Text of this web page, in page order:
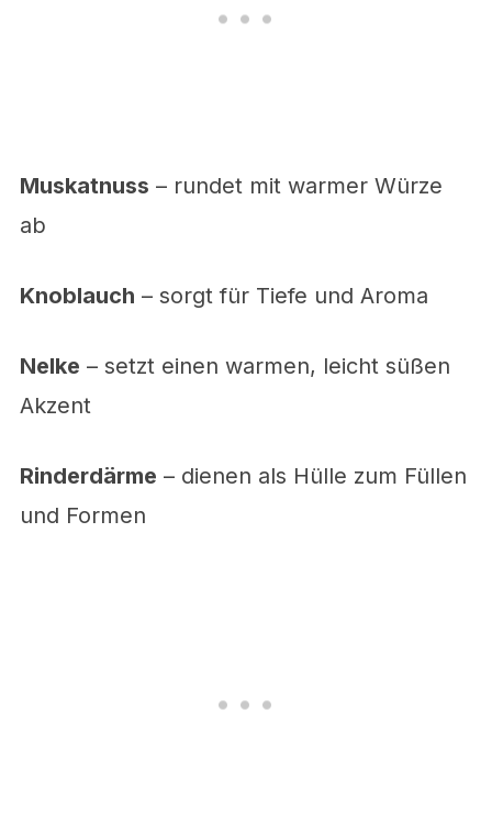
Muskatnuss – rundet mit warmer Würze
ab
Knoblauch – sorgt für Tiefe und Aroma
Nelke – setzt einen warmen, leicht süßen
Akzent
Rinderdärme – dienen als Hülle zum Füllen
und Formen